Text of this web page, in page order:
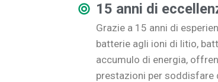
15 anni di
Grazie a 15 anni di
batterie agli ioni di litio,
accumulo di energia,
prestazioni per soddisfare